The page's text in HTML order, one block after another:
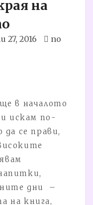
на
27, 2016
no
в началото
искам по-
да се прави,
дни –
на книга,